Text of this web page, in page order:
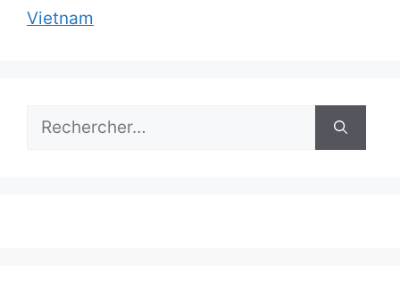
Vietnam
Rechercher :